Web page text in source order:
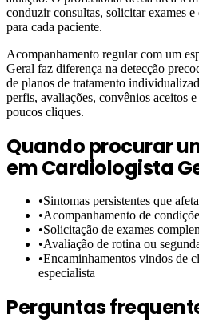
conduzir consultas, solicitar exames
para cada paciente.
Acompanhamento regular com um
Geral faz diferença na detecção
de planos de tratamento
perfis, avaliações, convênios aceitos
poucos cliques.
Quando procurar
emCardiologista
•Sintomas persistentes que
•Acompanhamento de
•Solicitação de exames
•Avaliação de rotina ou
•Encaminhamentos vindos de
especialista
Perguntas